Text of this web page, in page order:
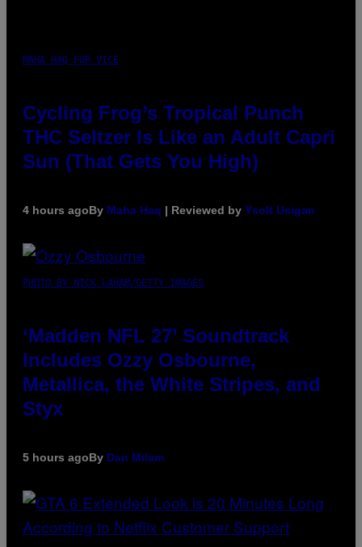
MAHA HAQ FOR VICE
Cycling Frog’s Tropical Punch
THC Seltzer Is Like an Adult Capri
Sun (That Gets You High)
4 hours agoBy Maha Haq | Reviewed by Ysolt Usigan
PHOTO BY NICK LAHAM/GETTY IMAGES
‘Madden NFL 27’ Soundtrack
Includes Ozzy Osbourne,
Metallica, the White Stripes, and
Styx
5 hours agoBy Dan Milam